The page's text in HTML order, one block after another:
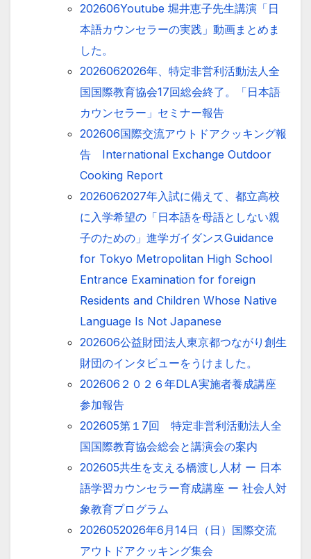
202606Youtube 堀井恵子先生講演「日
本語カウンセラーの実践」動画まとめま
した。
2026062026年、特定非営利活動法人全
国国際教育協会17回総会終了。「日本語
カウンセラー」セミナー報告
202606国際交流アウトドアクッキング報
告 International Exchange Outdoor
Cooking Report
2026062027年入試に備えて、都立高校
に入学希望の「日本語を母語としない親
子のための」進学ガイダンスGuidance
for Tokyo Metropolitan High School
Entrance Examination for foreign
Residents and Children Whose Native
Language Is Not Japanese
202606公益財団法人東京都つながり創生
財団のインタビューをうけました。
202606２０２６年DLA実施者養成講座
参加報告
202605第１7回 特定非営利活動法人全
国国際教育協会総会と講演会の案内
202605共生を支える橋渡し人材 ー 日本
語学習カウンセラー育成講座 ー 社会人対
象教育プログラム
2026052026年6月14日（日）国際交流
アウトドアクッキング集会